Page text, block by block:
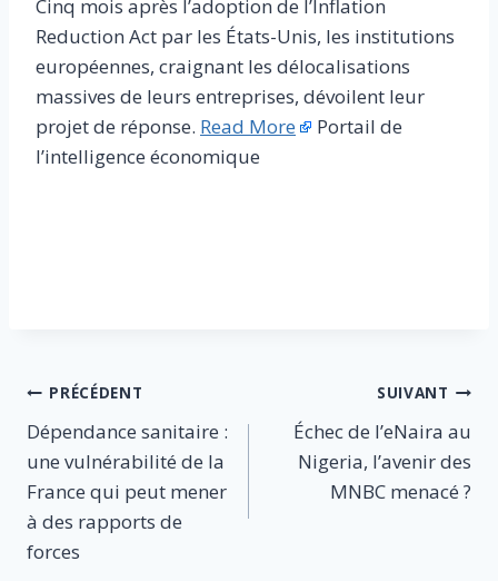
Cinq mois après l’adoption de l’Inflation
Reduction Act par les États-Unis, les institutions
européennes, craignant les délocalisations
massives de leurs entreprises, dévoilent leur
projet de réponse. Read More
Portail de
l’intelligence économique
Navigation
de
l’article
PRÉCÉDENT
Dépendance sanitaire :
une vulnérabilité de la
France qui peut mener
à des rapports de
forces
SUIVANT
Échec de l’eNaira au
Nigeria, l’avenir des
MNBC menacé ?